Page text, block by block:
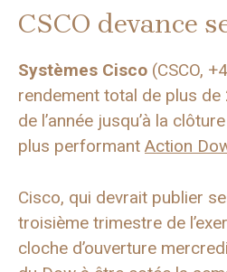
CSCO devance
Systèmes Cisco (CSCO,
rendement total de plus de
de l’année jusqu’à la
plus performant Action
Cisco, qui devrait publier
troisième trimestre de
cloche d’ouverture